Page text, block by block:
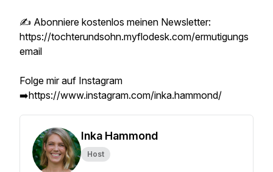
✍️ Abonniere kostenlos meinen Newsletter:
https://tochterundsohn.myflodesk.com/ermutigungs
email
Folge mir auf Instagram
➡️https://www.instagram.com/inka.hammond/
Inka Hammond
Host